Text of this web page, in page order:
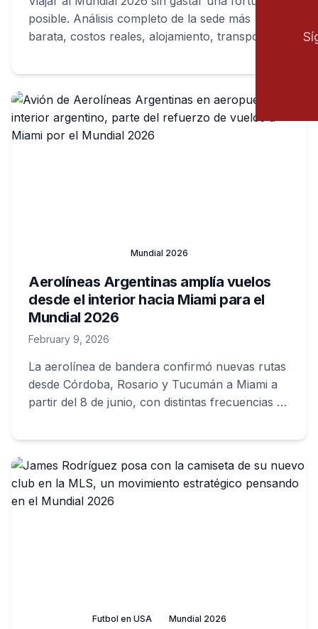
posible. Análisis completo de la sede más
barata, costos reales, alojamiento, transporte y
Mundial 2026
Aerolíneas Argentinas amplía vuelos
desde el interior hacia Miami para el
Mundial 2026
February 9, 2026
La aerolínea de bandera confirmó nuevas rutas
desde Córdoba, Rosario y Tucumán a Miami a
partir del 8 de junio, con distintas frecuencias y
de su estrategia de conectividad federal para la
Futbol en USA Mundial 2026